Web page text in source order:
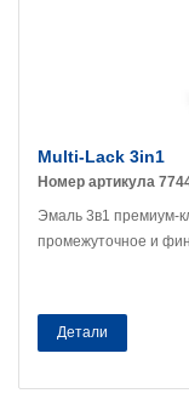
Multi-Lack 3in1
Номер артикула
Эмаль 3в1 премиум-
промежуточное и
Детали